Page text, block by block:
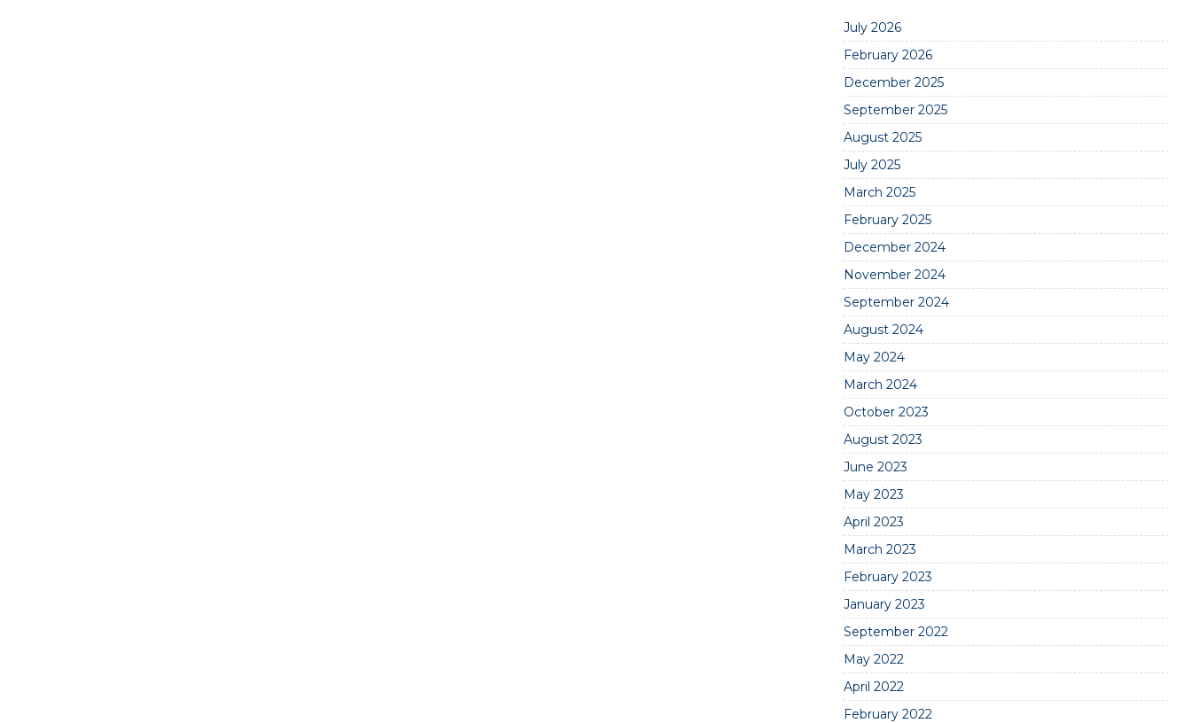
July 2026
February 2026
December 2025
September 2025
August 2025
July 2025
March 2025
February 2025
December 2024
November 2024
September 2024
August 2024
May 2024
March 2024
October 2023
August 2023
June 2023
May 2023
April 2023
March 2023
February 2023
January 2023
September 2022
May 2022
April 2022
February 2022